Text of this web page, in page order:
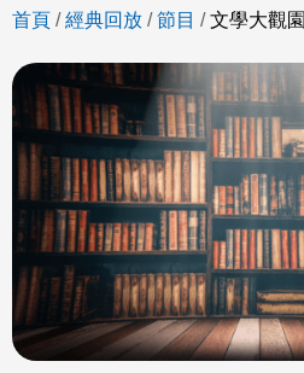
首頁 /經典回放 /節目 /文學大觀園